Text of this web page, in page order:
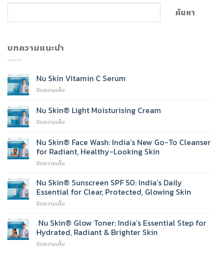
ค้นหา
บทความแนะนำ
Nu Skin Vitamin C Serum
ปิดความเห็น
Skin
Vitamin
Nu Skin® Light Moisturising Cream
ปิดความเห็น
Skin®
Light
Moisturising
Nu Skin® Face Wash: India’s New Go-To Cleanser
for Radiant, Healthy-Looking Skin
ปิดความเห็น
Skin®
Face
Wash:
Go-
To
Cleanser
Nu Skin® Sunscreen SPF 50: India’s Daily
Essential for Clear, Protected, Glowing Skin
ปิดความเห็น
Skin®
Sunscreen
SPF
Nu Skin® Glow Toner: India’s Essential Step for
Hydrated, Radiant & Brighter Skin
ปิดความเห็น